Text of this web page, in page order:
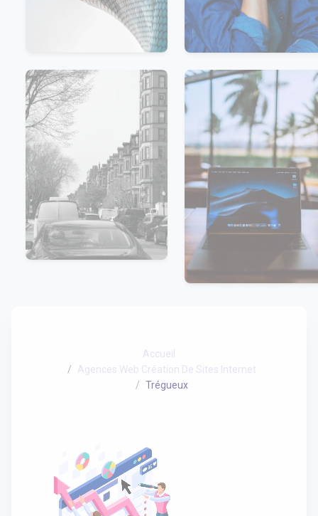
Accueil
Agences Web Création De Sites Internet
Trégueux